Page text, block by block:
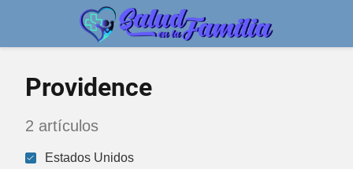
Providence
2 artículos
Estados Unidos